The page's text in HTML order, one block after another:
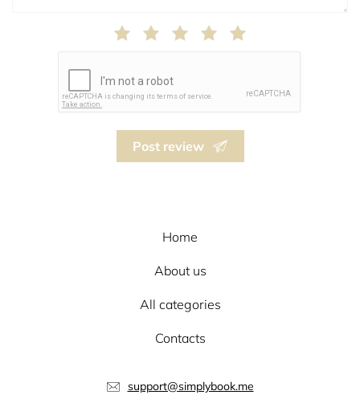
Post review
Home
About us
All categories
Contacts
support@simplybook.me